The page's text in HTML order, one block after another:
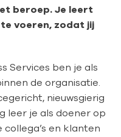
beroep. Je leert
voeren, zodat jij
Services ben je als
de organisatie.
nieuwsgierig
leer je als doener op
en klanten